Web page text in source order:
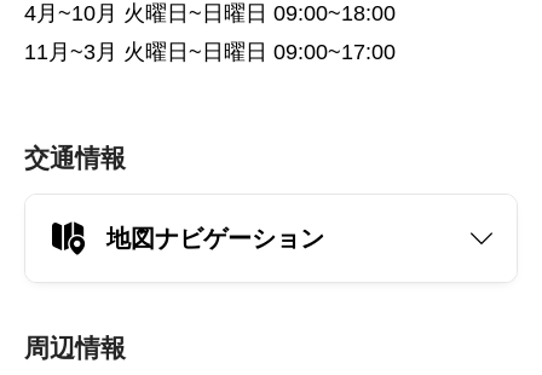
4月~10月 火曜日~日曜日 09:00~18:00
11月~3月 火曜日~日曜日 09:00~17:00
交通情報
地図ナビゲーション
周辺情報